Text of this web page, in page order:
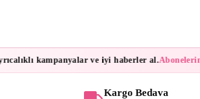
kampanyalar ve iyi haberler al.
Kargo Bedava